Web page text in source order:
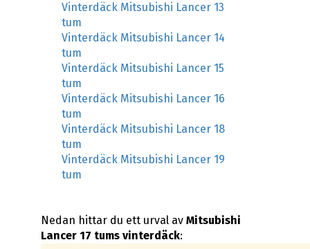
Vinterdäck Mitsubishi Lancer 13
tum
Vinterdäck Mitsubishi Lancer 14
tum
Vinterdäck Mitsubishi Lancer 15
tum
Vinterdäck Mitsubishi Lancer 16
tum
Vinterdäck Mitsubishi Lancer 18
tum
Vinterdäck Mitsubishi Lancer 19
tum
Nedan hittar du ett urval av Mitsubishi
Lancer 17 tums vinterdäck: